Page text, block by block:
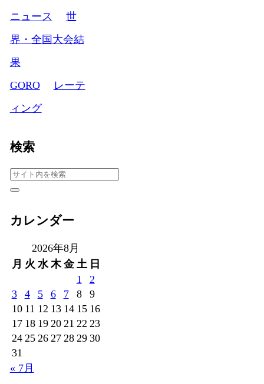
ニュース
世
界・全国大会結
果
GORO
レーテ
ィング
検索
カレンダー
2026年8月
月 火 水 木 金 土 日
1
2
3
4 5 6 7 8
9
10 11 12 13 14 15 16
17 18 19 20 21 22 23
24 25 26 27 28 29 30
31
« 7月